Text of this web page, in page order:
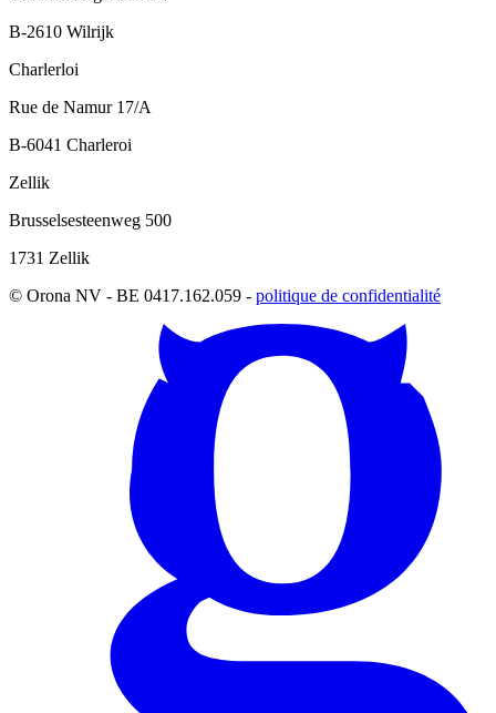
B-2610 Wilrijk
Charlerloi
Rue de Namur 17/A
B-6041 Charleroi
Zellik
Brusselsesteenweg 500
1731 Zellik
© Orona NV - BE 0417.162.059 - politique de confidentialité